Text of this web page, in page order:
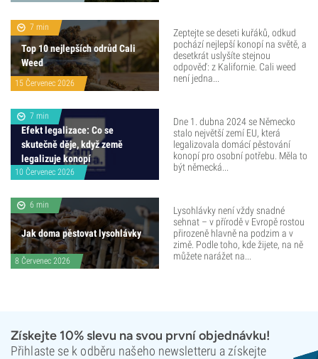
7 min
Top 10 nejlepších odrůd Cali
Weed
15 Červenec 2026
Zeptejte se deseti kuřáků, odkud
pochází nejlepší konopí na světě, a
desetkrát uslyšíte stejnou
odpověď: z Kalifornie. Cali weed
není jedna...
7 min
Efekt legalizace: Co se
skutečně děje, když země
legalizuje konopí
10 Červenec 2026
Dne 1. dubna 2024 se Německo
stalo největší zemí EU, která
legalizovala domácí pěstování
konopí pro osobní potřebu. Měla to
být německá...
6 min
Jak doma pěstovat lysohlávky
8 Červenec 2026
Lysohlávky není vždy snadné
sehnat – v přírodě v Evropě rostou
přirozeně hlavně na podzim a v
zimě. Podle toho, kde žijete, na ně
můžete narážet na...
Získejte 10% slevu na svou první objednávku!
Přihlaste se k odběru našeho newsletteru a získejte